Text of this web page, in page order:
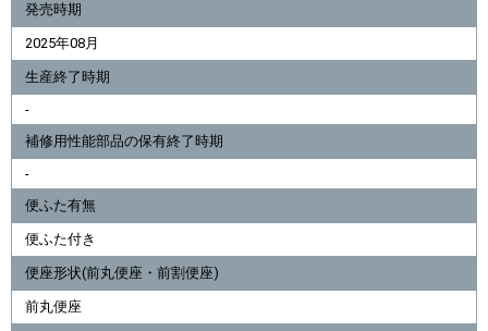
発売時期
2025年08月
生産終了時期
-
補修用性能部品の保有終了時期
-
便ふた有無
便ふた付き
便座形状(前丸便座・前割便座)
前丸便座